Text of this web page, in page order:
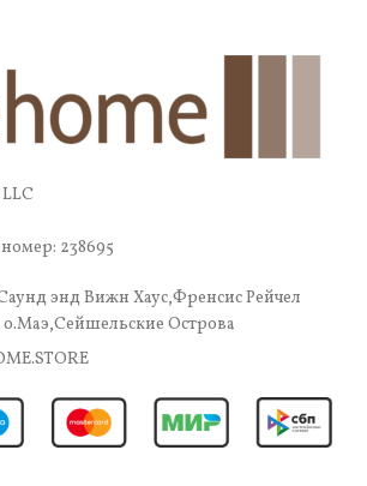
238695
энд Вижн Хаус,Френсис Рейчел
Острова